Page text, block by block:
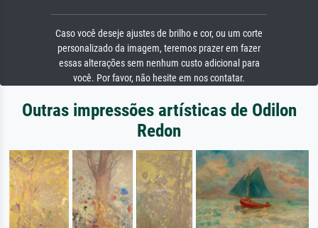
Caso você deseje ajustes de brilho e cor, ou um corte
personalizado da imagem, teremos prazer em fazer
essas alterações sem nenhum custo adicional para
você. Por favor, não hesite em nos contatar.
Outras impressões artísticas de Odilon
Redon